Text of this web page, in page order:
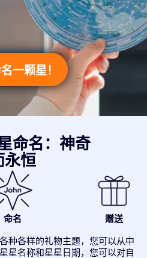
一颗星！
命名：神奇
永恒
命名 赠送
种各样的礼物主题，您可以从中
星名称和星星日期，您可以对自